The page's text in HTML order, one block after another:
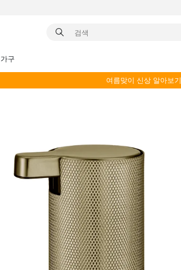
구
여름맞이 신상 알아보기